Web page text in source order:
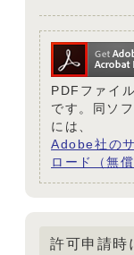
PDFファイ
です。同ソ
には、
Adobe社の
ロード（無
許可申請時